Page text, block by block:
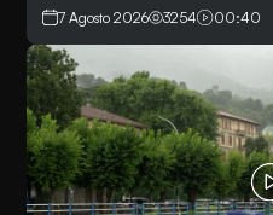
7 Agosto 2026 3254 00:40